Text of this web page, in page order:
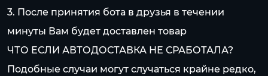
3. После принятия бота в друзья в течении
минуты Вам будет доставлен товар
ЧТО ЕСЛИ АВТОДОСТАВКА НЕ СРАБОТАЛА?
Подобные случаи могут случаться крайне редко,